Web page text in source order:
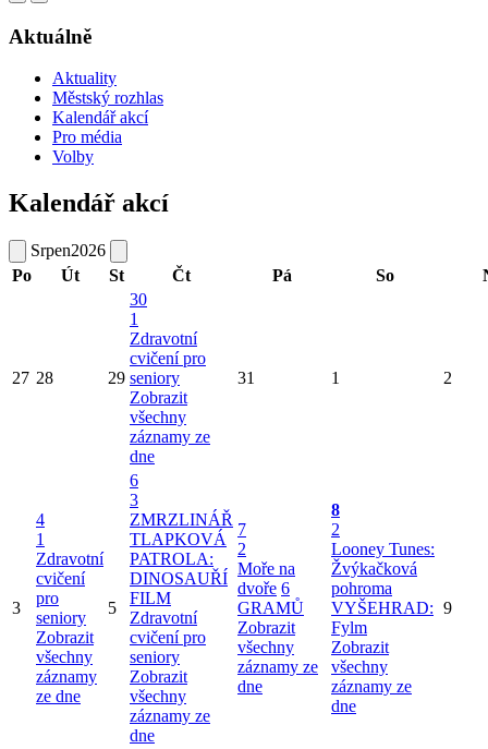
Aktuálně
Aktuality
Městský rozhlas
Kalendář akcí
Pro média
Volby
Kalendář akcí
Srpen2026
Po
Út St Čt Pá So
27 28 29
30
1
Zdravotní
cvičení pro
seniory
Zobrazit
všechny
záznamy ze
dne
31 1 2
3
4
1
Zdravotní
cvičení
pro
seniory
Zobrazit
všechny
záznamy
ze dne
5
6
3
ZMRZLINÁŘ
TLAPKOVÁ
PATROLA:
DINOSAUŘÍ
FILM
Zdravotní
cvičení pro
seniory
Zobrazit
všechny
záznamy ze
dne
7
2
Moře na
dvoře 6
GRAMŮ
Zobrazit
všechny
záznamy ze
dne
8
2
Looney Tunes:
Žvýkačková
pohroma
VYŠEHRAD:
Fylm
Zobrazit
všechny
záznamy ze
dne
9